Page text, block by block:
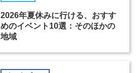
2026年夏休みに行ける、おすす
めのイベント10選：そのほかの
地域